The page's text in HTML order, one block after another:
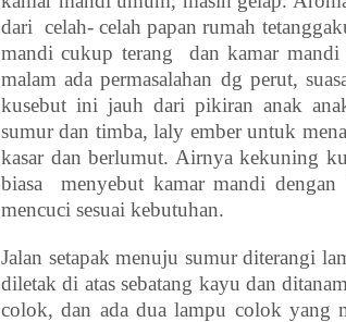
dari celah- celah papan rumah
mandi cukup terang
dan kamar
malam ada permasalahan dg perut,
kusebut ini jauh dari pikiran anak
sumur dan timba, laly ember untuk
kasar dan berlumut. Airnya kekuning
biasa
menyebut kamar mandi
mencuci sesuai kebutuhan.
Jalan setapak menuju sumur diterangi
diletak di atas sebatang kayu dan
colok, dan ada dua lampu colok yang